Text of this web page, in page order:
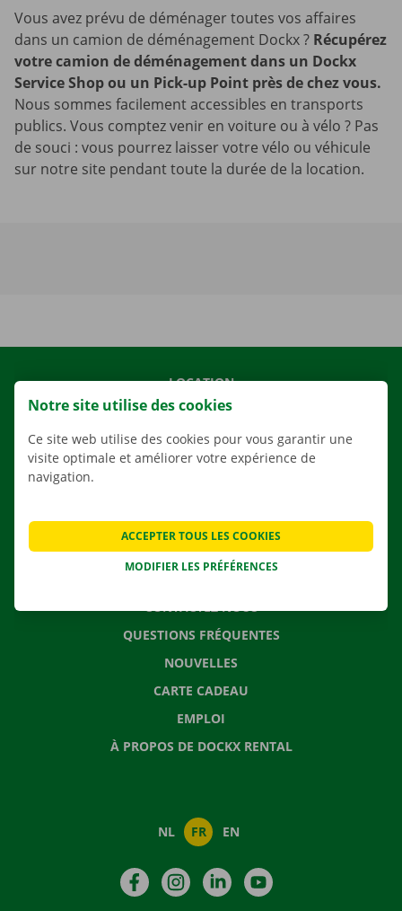
Vous avez prévu de déménager toutes vos affaires
dans un camion de déménagement Dockx ? Récupérez
votre camion de déménagement dans un Dockx
Service Shop ou un Pick-up Point près de chez vous.
Nous sommes facilement accessibles en transports
publics. Vous comptez venir en voiture ou à vélo ? Pas
de souci : vous pourrez laisser votre vélo ou véhicule
sur notre site pendant toute la durée de la location.
LOCATION
NOS VÉHICULES
NOS SERVICES
AGENCES
SOLUTIONS DE DÉMÉNAGEMENT
CONTACTEZ NOUS
QUESTIONS FRÉQUENTES
NOUVELLES
CARTE CADEAU
EMPLOI
À PROPOS DE DOCKX RENTAL
NL FR EN
FacebookInstagramLinkedIn
Notre site utilise des cookies
Ce site web utilise des cookies pour vous garantir une
visite optimale et améliorer votre expérience de
navigation.
MODIFIER LES PRÉFÉRENCES
ACCEPTER TOUS LES COOKIES